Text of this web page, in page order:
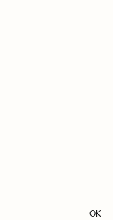
OK